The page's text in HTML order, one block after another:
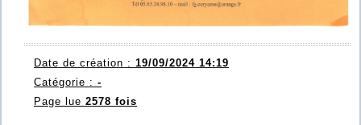
Date de création : 19/09/2024 14:19
Catégorie : -
Page lue 2578 fois